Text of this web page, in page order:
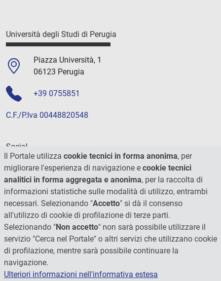
Università degli Studi di Perugia
Piazza Università, 1
06123 Perugia
+39 0755851
C.F./P.Iva 00448820548
Social
Il Portale utilizza cookie tecnici in forma anonima, per
migliorare l'esperienza di navigazione e cookie tecnici
analitici in forma aggregata e anonima, per la raccolta di
informazioni statistiche sulle modalità di utilizzo, entrambi
necessari. Selezionando "Accetto" si dà il consenso
all'utilizzo di cookie di profilazione di terze parti.
Selezionando "Non accetto" non sarà possibile utilizzare il
servizio "Cerca nel Portale" o altri servizi che utilizzano cookie
di profilazione, mentre sarà possibile continuare la
navigazione.
Ulteriori informazioni nell'informativa estesa